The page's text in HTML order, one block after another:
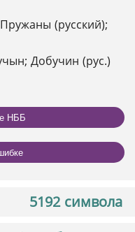
Пружаны (русский);
Добучин (рус.)
НББ
5192 символа